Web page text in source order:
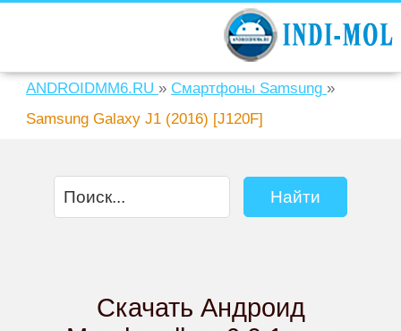
ANDROIDMM6.RU » Смартфоны Samsung »
Samsung Galaxy J1 (2016) [J120F]
Скачать Андроид